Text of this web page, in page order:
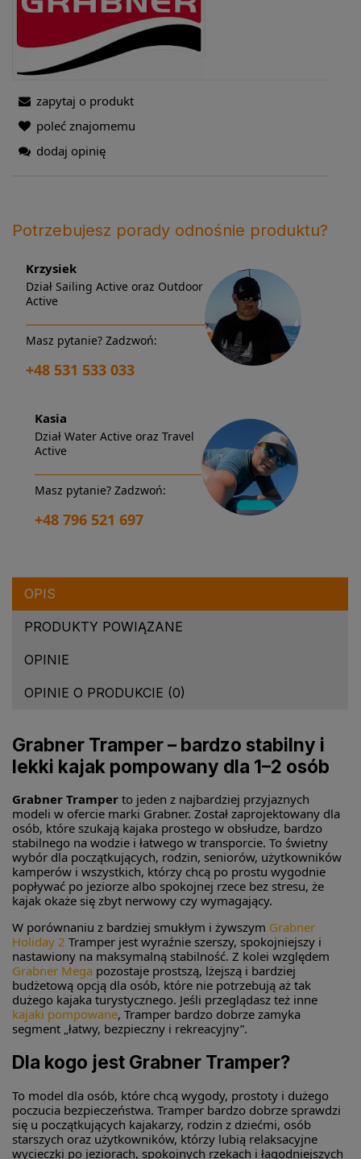
zapytaj o produkt
poleć znajomemu
dodaj opinię
Potrzebujesz porady odnośnie produktu?
Krzysiek
Dział Sailing Active oraz Outdoor
Active
Masz pytanie? Zadzwoń:
+48 531 533 033
Kasia
Dział Water Active oraz Travel
Active
Masz pytanie? Zadzwoń:
+48 796 521 697
OPIS
PRODUKTY POWIĄZANE
OPINIE
OPINIE O PRODUKCIE (0)
Grabner Tramper – bardzo stabilny i
lekki kajak pompowany dla 1–2 osób
Grabner Tramper to jeden z najbardziej przyjaznych
modeli w ofercie marki Grabner. Został zaprojektowany dla
osób, które szukają kajaka prostego w obsłudze, bardzo
stabilnego na wodzie i łatwego w transporcie. To świetny
wybór dla początkujących, rodzin, seniorów, użytkowników
kamperów i wszystkich, którzy chcą po prostu wygodnie
popływać po jeziorze albo spokojnej rzece bez stresu, że
kajak okaże się zbyt nerwowy czy wymagający.
W porównaniu z bardziej smukłym i żywszym Grabner
Holiday 2 Tramper jest wyraźnie szerszy, spokojniejszy i
nastawiony na maksymalną stabilność. Z kolei względem
Grabner Mega pozostaje prostszą, lżejszą i bardziej
budżetową opcją dla osób, które nie potrzebują aż tak
dużego kajaka turystycznego. Jeśli przeglądasz też inne
kajaki pompowane, Tramper bardzo dobrze zamyka
segment „łatwy, bezpieczny i rekreacyjny”.
Dla kogo jest Grabner Tramper?
To model dla osób, które chcą wygody, prostoty i dużego
poczucia bezpieczeństwa. Tramper bardzo dobrze sprawdzi
się u początkujących kajakarzy, rodzin z dziećmi, osób
starszych oraz użytkowników, którzy lubią relaksacyjne
wycieczki po jeziorach, spokojnych rzekach i łagodniejszych